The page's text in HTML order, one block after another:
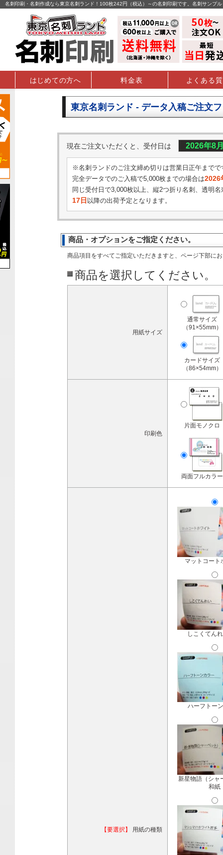
名刺印刷・名刺作成なら東京名刺ランド！100枚242円（税込）～の名刺印刷です。名刺サンプ
はじめての方へ 料金表 よくある
東京名刺ランド - データ入稿ご注文
現在ご注文いただくと、受付日は 2026年8
※名刺ランドのご注文締め切りは営業日正午までで
完全データでのご入稿で5,000枚までの場合は2026
同じ受付日で3,000枚以上、縦2つ折り名刺、透明名
17日 以降の出荷予定となります。
商品・オプションをご指定ください。
商品項目をすべてご指定いただきますと、ページ下部に
商品を選択してください。
用紙サイズ
通常サイズ
（91×55mm）
カードサイズ
（86×54mm）
印刷色
片面モノクロ
両面フルカラー
【要選択】 用紙の種類
マットコート
しこくてん
ハーフトー
新星物語（シャ
和紙